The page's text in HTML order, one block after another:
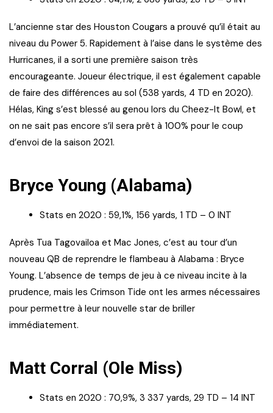
L’ancienne star des Houston Cougars a prouvé qu’il était au
niveau du Power 5. Rapidement à l’aise dans le système des
Hurricanes, il a sorti une première saison très
encourageante. Joueur électrique, il est également capable
de faire des différences au sol (538 yards, 4 TD en 2020).
Hélas, King s’est blessé au genou lors du Cheez-It Bowl, et
on ne sait pas encore s’il sera prêt à 100% pour le coup
d’envoi de la saison 2021.
Bryce Young (Alabama)
Stats en 2020 : 59,1%, 156 yards, 1 TD – 0 INT
Après Tua Tagovailoa et Mac Jones, c’est au tour d’un
nouveau QB de reprendre le flambeau à Alabama : Bryce
Young. L’absence de temps de jeu à ce niveau incite à la
prudence, mais les Crimson Tide ont les armes nécessaires
pour permettre à leur nouvelle star de briller
immédiatement.
Matt Corral (Ole Miss)
Stats en 2020 : 70,9%, 3 337 yards, 29 TD – 14 INT